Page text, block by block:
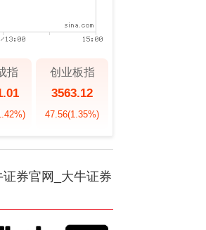
指 创业板指
3563.12
47.56(1.35%)
券官网_大牛证券